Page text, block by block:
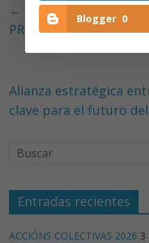
←
MISIÓN COMERCIAL
PRODUCTOS DEL MAR
Alianza estratégica
clave para el futuro
Entradas recientes
ACCIÓNS COLECTIVAS 2026 3
Blogger 0